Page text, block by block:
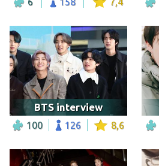
BTS interview
100 126 8,6